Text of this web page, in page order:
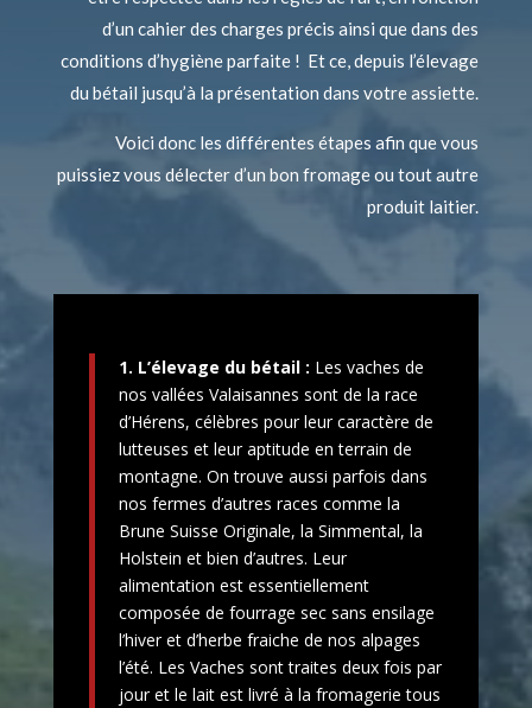
d’un cahier des charges précis ainsi que dans des
conditions d’hygiène parfaite ! Et ce, depuis l’élevage
du bétail jusqu’à la présentation dans votre assiette.
Voici donc les différentes étapes afin que vous
puissiez vous délecter d’un bon fromage ou tout autre
produit laitier.
1. L’élevage du bétail : Les vaches de
nos vallées Valaisannes sont de la race
d’Hérens, célèbres pour leur caractère de
lutteuses et leur aptitude en terrain de
montagne. On trouve aussi parfois dans
nos fermes d’autres races comme la
Brune Suisse Originale, la Simmental, la
Holstein et bien d’autres. Leur
alimentation est essentiellement
composée de fourrage sec sans ensilage
l’hiver et d’herbe fraiche de nos alpages
l’été. Les Vaches sont traites deux fois par
jour et le lait est livré à la fromagerie tous